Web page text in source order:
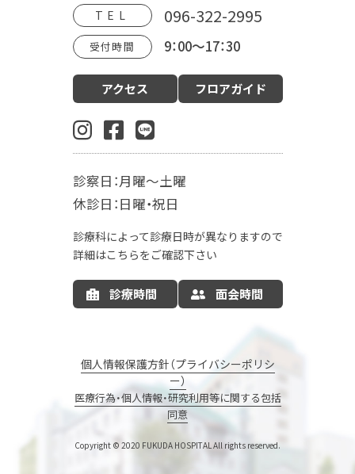
診療案内
婦人科・更年期外来
肛門外科
麻酔科
お産の入院について
お部屋について
お食事について
LDR
MFICU
新生児センター
出産の流れ
出産方法
里帰り出産
病院情報の公開 産後ケア
マタニティサポート
ナーサリーコアラ
コアラウェルネス
コアラウェルネスのご予約
エステサロン
母親・両親学級
TEL 096-322-2995
受付時間 9：00～17：30
アクセス フロアガイド
診察日：月曜～土曜
休診日：日曜・祝日
診療科によって診療日時が異なりますので
詳細はこちらをご確認下さい
診療時間 面会時間
個人情報保護方針（プライバシーポリシ
ー）
医療行為・個人情報・研究利用等に関する包括
同意
Copyright © 2020 FUKUDA HOSPITALAll rights reserved.